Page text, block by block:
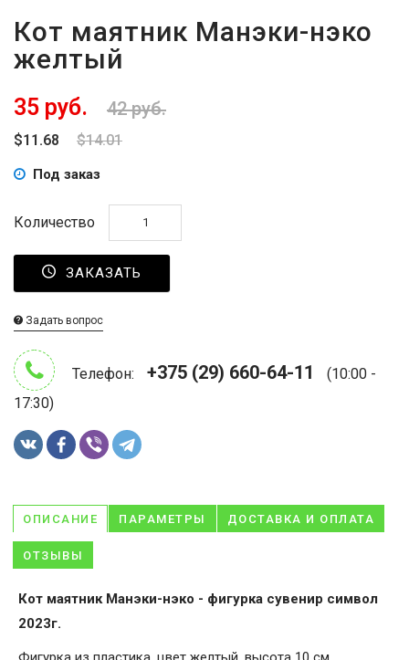
Кот маятник Манэки-нэко
желтый
35 руб. 42 руб.
$11.68 $14.01
Под заказ
Количество
ЗАКАЗАТЬ
Задать вопрос
Телефон: +375 (29) 660-64-11
(10:00 -
17:30)
ОПИСАНИЕ ПАРАМЕТРЫ ДОСТАВКА И ОПЛАТА
ОТЗЫВЫ
Кот маятник Манэки-нэко - фигурка сувенир символ
2023г.